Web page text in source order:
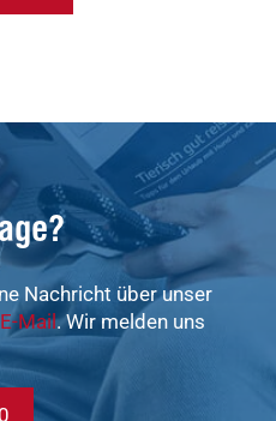
Marktplatz
vetlog.one
Tierarzt24.de
vetsoft.one
vetat.work
basics4vets
Nachricht über unser
E-Mail. Wir melden uns